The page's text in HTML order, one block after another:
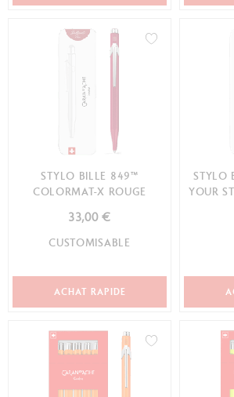
STYLO BILLE 849™
COLORMAT-X ROUGE
33,00 €
CUSTOMISABLE
ACHAT RAPIDE
STYLO
YOUR